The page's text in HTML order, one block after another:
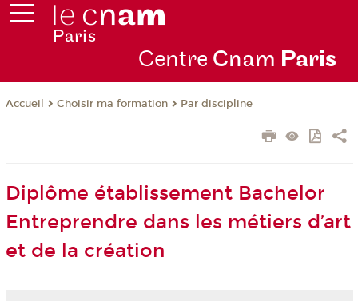
Centre Cnam Paris
Accueil Choisir ma formation Par discipline
Diplôme établissement Bachelor
Entreprendre dans les métiers d’art
et de la création